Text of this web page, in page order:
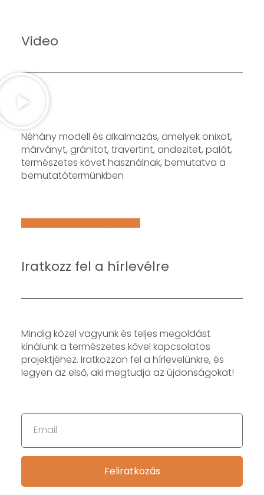
Video
Néhány modell és alkalmazás, amelyek onixot,
márványt, gránitot, travertint, andezitet, palát,
természetes követ használnak, bemutatva a
bemutatótermünkben
Află mai multe despre noi
Iratkozz fel a hírlevélre
Mindig közel vagyunk és teljes megoldást
kínálunk a természetes kővel kapcsolatos
projektjéhez. Iratkozzon fel a hírlevelünkre, és
legyen az első, aki megtudja az újdonságokat!
Feliratkozás